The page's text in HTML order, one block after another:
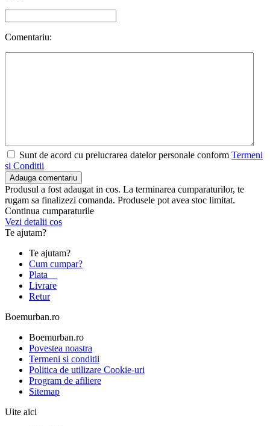
Comentariu:
Sunt de acord cu prelucrarea datelor personale conform Termeni
si Conditii
Adauga comentariu
Produsul a fost adaugat in cos. La terminarea cumparaturilor, te
rugam sa finalizezi comanda. Produsele pot avea stoc limitat.
Continua cumparaturile
Vezi detalii cos
Te ajutam?
Te ajutam?
Cum cumpar?
Plata
Livrare
Retur
Boemurban.ro
Boemurban.ro
Povestea noastra
Termeni si conditii
Politica de utilizare Cookie-uri
Program de afiliere
Sitemap
Uite aici